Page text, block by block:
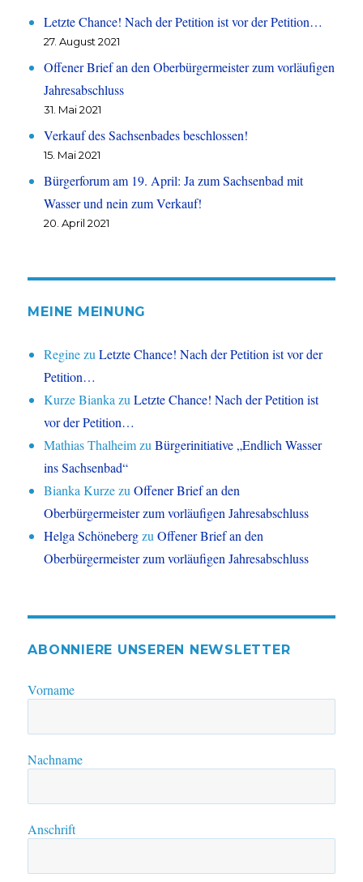
Letzte Chance! Nach der Petition ist vor der Petition…
27. August 2021
Offener Brief an den Oberbürgermeister zum vorläufigen
Jahresabschluss
31. Mai 2021
Verkauf des Sachsenbades beschlossen!
15. Mai 2021
Bürgerforum am 19. April: Ja zum Sachsenbad mit
Wasser und nein zum Verkauf!
20. April 2021
MEINE MEINUNG
ReginezuLetzte Chance! Nach der Petition ist vor der
Petition…
Kurze BiankazuLetzte Chance! Nach der Petition ist
vor der Petition…
Mathias ThalheimzuBürgerinitiative „Endlich Wasser
ins Sachsenbad“
Bianka KurzezuOffener Brief an den
Oberbürgermeister zum vorläufigen Jahresabschluss
Helga SchönebergzuOffener Brief an den
Oberbürgermeister zum vorläufigen Jahresabschluss
ABONNIERE UNSEREN NEWSLETTER
Vorname
Nachname
Anschrift